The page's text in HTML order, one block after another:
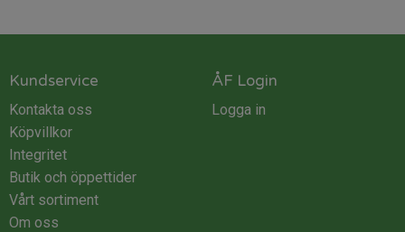
Kundservice
Kontakta oss
Köpvillkor
Integritet
Butik och öppettider
Vårt sortiment
Om oss
ÅF Login
Logga in